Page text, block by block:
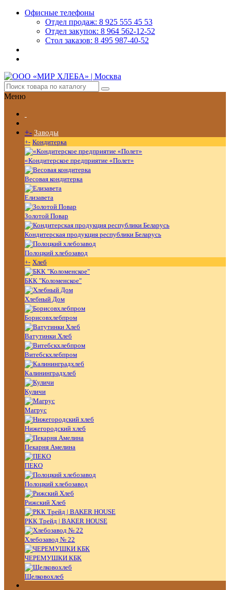
Офисные телефоны
Отдел продаж: 8 925 555 45 53
Отдел закупок: 8 964 562-12-52
Стол заказов: 8 495 987-40-52
Меню
+- Заводы
+- Кондитерка
«Кондитерское предприятие «Полет»
Весовая кондитерка
Елизавета
Золотой Повар
Кондитерская продукция республики Беларусь
Полоцкий хлебозавод
+- Хлеб
БКК "Коломенское"
Хлебный Дом
Борисовхлебпром
Ватутинки Хлеб
Витебскхлебпром
Калининградхлеб
Куличи
Магрус
Нижегородский хлеб
Пекарня Амелина
ПЕКО
Полоцкий хлебозавод
Рижский Хлеб
РКК Трейд | BAKER HOUSE
Хлебозавод № 22
ЧЕРЕМУШКИ КБК
Щелковохлеб